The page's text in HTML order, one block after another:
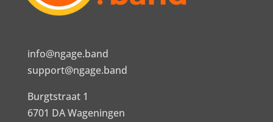
info@ngage.band
support@ngage.band
Burgtstraat 1
6701 DA Wageningen